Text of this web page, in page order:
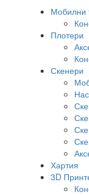
Мобилни
Плотери
Скенери
Хартия
3D